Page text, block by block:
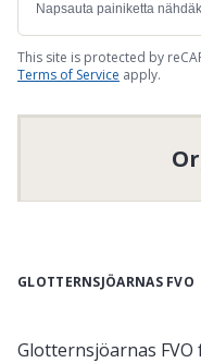
Napsauta painiketta
This site is protected by
Terms of Service apply.
GLOTTERNSJÖARNAS FVO
Glotternsjöarnas